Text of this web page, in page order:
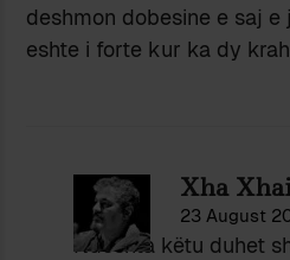
deshmon dobesine e saj e
eshte i forte kur ka dy
Xha
23 August
Ndoshta këtu duhet